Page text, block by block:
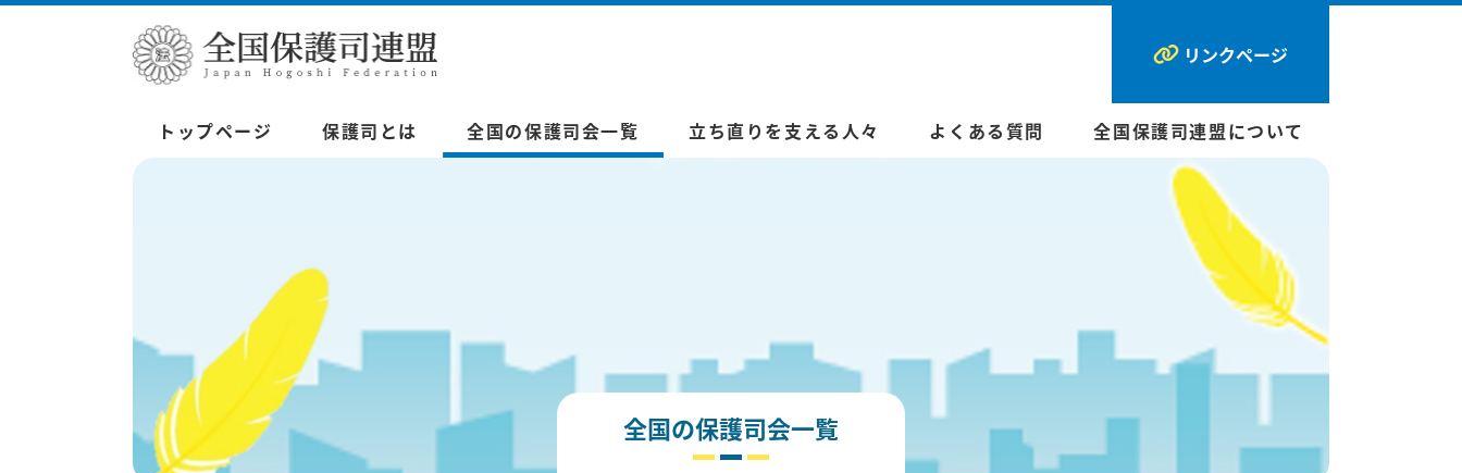
リンクページ
トップページ 保護司とは 全国の保護司会一覧 立ち直りを支える人々 よくある質問 全国保護司連盟について
全国の保護司会一覧